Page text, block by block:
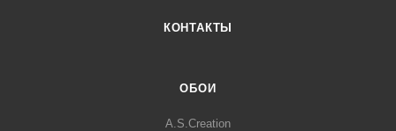
КОНТАКТЫ
ОБОИ
A.S.Creation